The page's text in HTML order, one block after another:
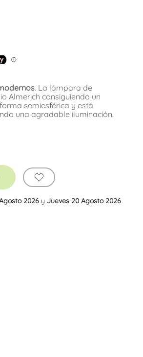
. La lámpara de
Almerich consiguiendo un
semiesférica y está
una agradable iluminación.
2026 y Jueves 20 Agosto 2026